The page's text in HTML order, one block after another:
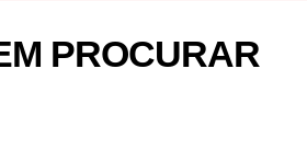
PROCURAR